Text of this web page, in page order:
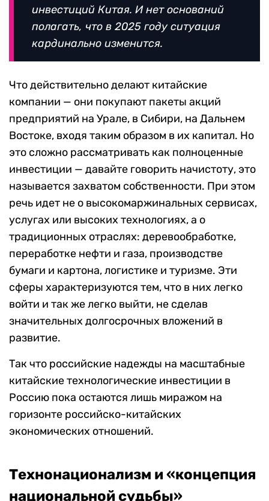
инвестиций Китая. И нет оснований
полагать, что в 2025 году ситуация
кардинально изменится.
Что действительно делают китайские
компании — они покупают пакеты акций
предприятий на Урале, в Сибири, на Дальнем
Востоке, входя таким образом в их капитал. Но
это сложно рассматривать как полноценные
инвестиции — давайте говорить начистоту, это
называется захватом собственности. При этом
речь идет не о высокомаржинальных сервисах,
услугах или высоких технологиях, а о
традиционных отраслях: деревообработке,
переработке нефти и газа, производстве
бумаги и картона, логистике и туризме. Эти
сферы характеризуются тем, что в них легко
войти и так же легко выйти, не сделав
значительных долгосрочных вложений в
развитие.
Так что российские надежды на масштабные
китайские технологические инвестиции в
Россию пока остаются лишь миражом на
горизонте российско-китайских
экономических отношений.
Технонационализм и «концепция
национальной судьбы»